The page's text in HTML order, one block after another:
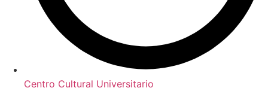
Centro Cultural Universitario